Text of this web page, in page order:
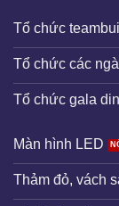
Tổ chức
Tổ chức các
Tổ chức gala
Màn hình LED
Thảm đỏ, vách